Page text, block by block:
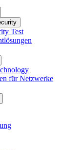
Test
für Netzwerke